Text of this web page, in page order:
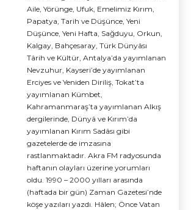
Aile, Yörünge, Ufuk, Emelimiz Kırım,
Papatya, Tarih ve Düşünce, Yeni
Düşünce, Yeni Hafta, Sağduyu, Orkun,
Kalgay, Bahçesaray, Türk Dünyâsı
Târih ve Kültür, Antalya’da yayımlanan
Nevzuhur, Kayseri’de yayımlanan
Erciyes ve Yeniden Diriliş, Tokat’ta
yayımlanan Kümbet,
Kahramanmaraş’ta yayımlanan Alkış
dergilerinde, Dünyâ ve Kırım’da
yayımlanan Kırım Sadâsı gibi
gazetelerde de imzasına
rastlanmaktadır. Akra FM radyosunda
haftanın olayları üzerine yorumları
oldu. 1990 – 2000 yılları arasında
(haftada bir gün) Zaman Gazetesi’nde
köşe yazıları yazdı. Hâlen; Önce Vatan